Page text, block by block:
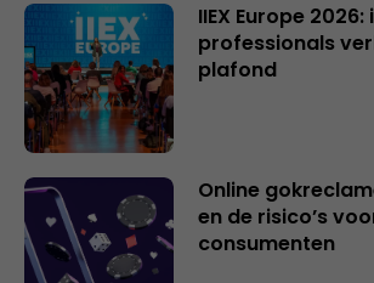
IIEX Europe
professionals
plafond
Online
en de risico’s
consumenten